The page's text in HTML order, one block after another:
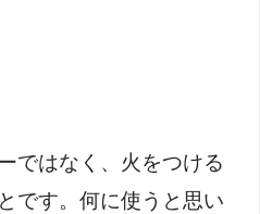
ではなく、火をつける
です。何に使うと思い